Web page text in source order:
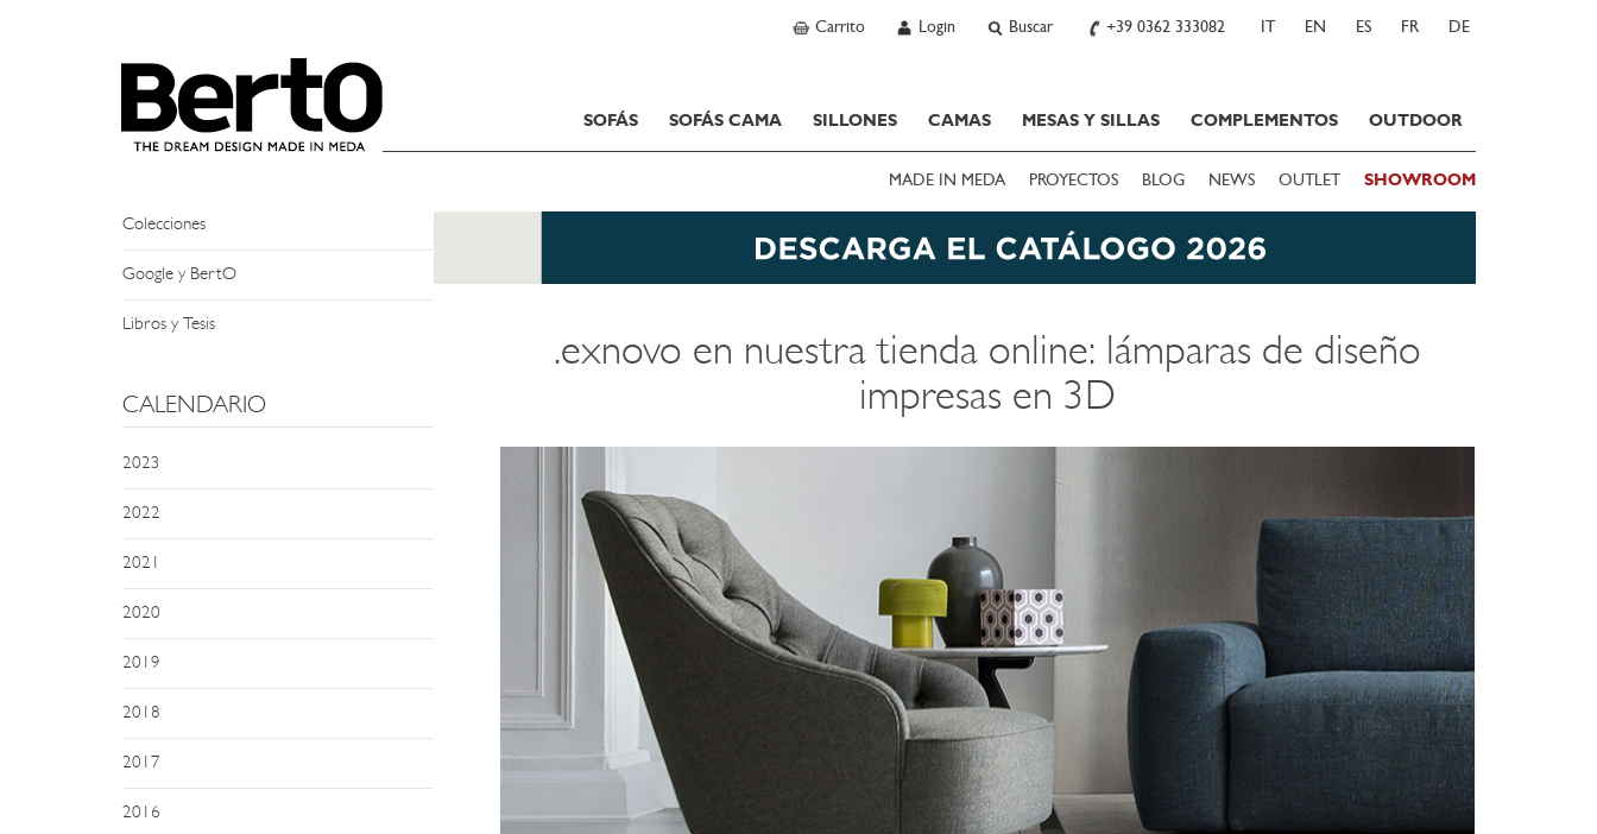
Carrito Login Buscar +39 0362 333082 IT EN ES FR DE
SOFÁS SOFÁS CAMA SILLONES CAMAS MESAS Y SILLAS COMPLEMENTOS OUTDOOR
MADE IN MEDA PROYECTOS BLOG NEWS OUTLET SHOWROOM
.exnovo en nuestra tienda online: lámparas de diseño
impresas en 3D
NEWS
Eventos y Encuentros
Colecciones
Google y BertO
Libros y Tesis
CALENDARIO
2023
2022
2021
2020
2019
2018
2017
2016